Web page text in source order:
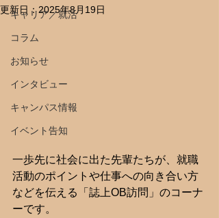
キャリア／就活
コラム
お知らせ
インタビュー
キャンパス情報
イベント告知
更新日：2025年8月19日
一歩先に社会に出た先輩たちが、就職
活動のポイントや仕事への向き合い方
などを伝える「誌上OB訪問」のコーナ
ーです。